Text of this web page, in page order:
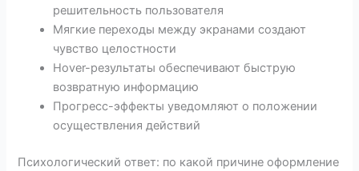
решительность пользователя
Мягкие переходы между экранами создают
чувство целостности
Hover-результаты обеспечивают быструю
возвратную информацию
Прогресс-эффекты уведомляют о положении
осуществления действий
Психологический ответ: по какой причине оформление